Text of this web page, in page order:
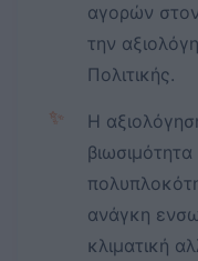
αγορών
την
Πολιτικής.
✨
Η
ανάγκη
κλιματική